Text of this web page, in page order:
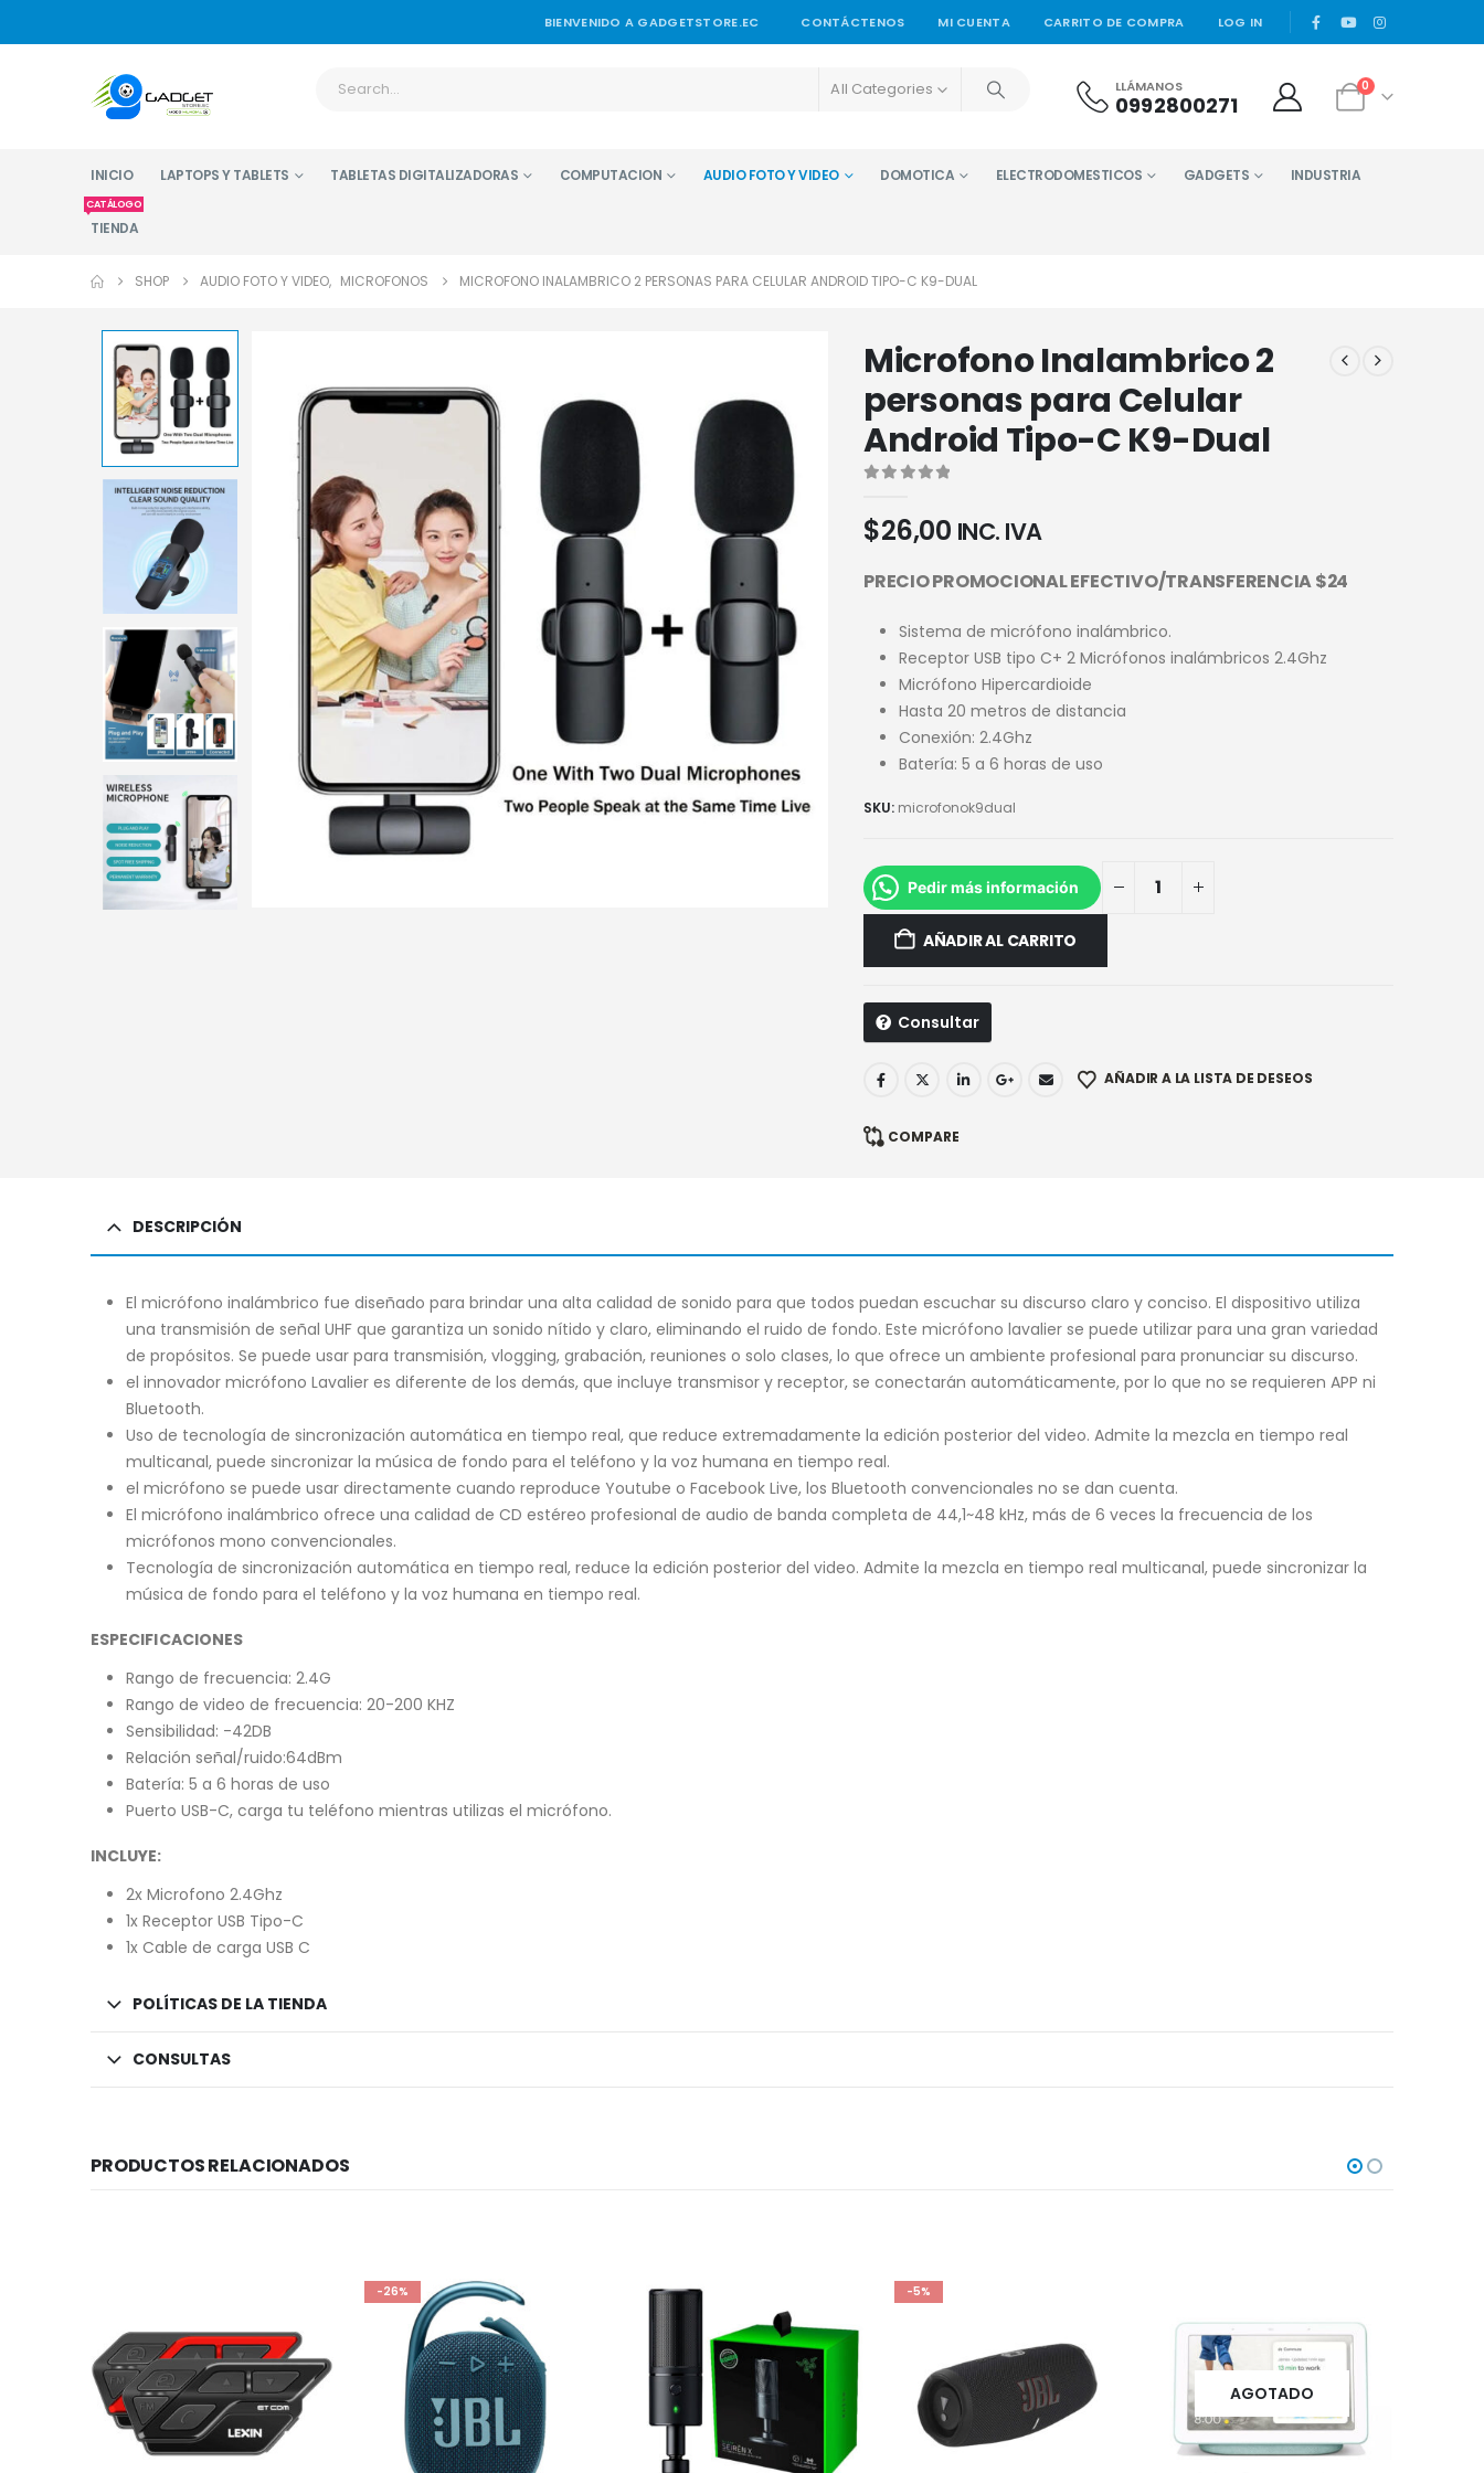
BIENVENIDO A GADGETSTORE.EC CONTÁCTENOS MI CUENTA CARRITO DE COMPRA LOG IN |
All Categories LLÁMANOS
0992800271
0
INICIO LAPTOPS Y TABLETS TABLETAS DIGITALIZADORAS COMPUTACION AUDIO FOTO Y VIDEO DOMOTICA ELECTRODOMESTICOS GADGETS INDUSTRIA
TIENDA
CATÁLOGO
SHOP AUDIO FOTO Y VIDEO, MICROFONOS MICROFONO INALAMBRICO 2 PERSONAS PARA CELULAR ANDROID TIPO-C K9-DUAL
Microfono Inalambrico 2
personas para Celular
Android Tipo-C K9-Dual
$26,00 INC. IVA
PRECIO PROMOCIONAL EFECTIVO/TRANSFERENCIA $24
Sistema de micrófono inalámbrico.
Receptor USB tipo C+ 2 Micrófonos inalámbricos 2.4Ghz
Micrófono Hipercardioide
Hasta 20 metros de distancia
Conexión: 2.4Ghz
Batería: 5 a 6 horas de uso
SKU: microfonok9dual
Pedir más información
AÑADIR AL CARRITO
Consultar
AÑADIR A LA LISTA DE DESEOS
COMPARE
DESCRIPCIÓN
El micrófono inalámbrico fue diseñado para brindar una alta calidad de sonido para que todos puedan escuchar su discurso claro y conciso. El dispositivo utiliza
una transmisión de señal UHF que garantiza un sonido nítido y claro, eliminando el ruido de fondo. Este micrófono lavalier se puede utilizar para una gran variedad
de propósitos. Se puede usar para transmisión, vlogging, grabación, reuniones o solo clases, lo que ofrece un ambiente profesional para pronunciar su discurso.
el innovador micrófono Lavalier es diferente de los demás, que incluye transmisor y receptor, se conectarán automáticamente, por lo que no se requieren APP ni
Bluetooth.
Uso de tecnología de sincronización automática en tiempo real, que reduce extremadamente la edición posterior del video. Admite la mezcla en tiempo real
multicanal, puede sincronizar la música de fondo para el teléfono y la voz humana en tiempo real.
el micrófono se puede usar directamente cuando reproduce Youtube o Facebook Live, los Bluetooth convencionales no se dan cuenta.
El micrófono inalámbrico ofrece una calidad de CD estéreo profesional de audio de banda completa de 44,1~48 kHz, más de 6 veces la frecuencia de los
micrófonos mono convencionales.
Tecnología de sincronización automática en tiempo real, reduce la edición posterior del video. Admite la mezcla en tiempo real multicanal, puede sincronizar la
música de fondo para el teléfono y la voz humana en tiempo real.
ESPECIFICACIONES
Rango de frecuencia: 2.4G
Rango de video de frecuencia: 20-200 KHZ
Sensibilidad: -42DB
Relación señal/ruido:64dBm
Batería: 5 a 6 horas de uso
Puerto USB-C, carga tu teléfono mientras utilizas el micrófono.
INCLUYE:
2x Microfono 2.4Ghz
1x Receptor USB Tipo-C
1x Cable de carga USB C
POLÍTICAS DE LA TIENDA
CONSULTAS
PRODUCTOS RELACIONADOS
-5%
AGOTADO